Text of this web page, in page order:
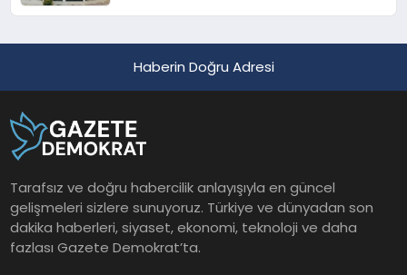
Haberin Doğru Adresi
Tarafsız ve doğru habercilik anlayışıyla en güncel
gelişmeleri sizlere sunuyoruz. Türkiye ve dünyadan son
dakika haberleri, siyaset, ekonomi, teknoloji ve daha
fazlası Gazete Demokrat’ta.